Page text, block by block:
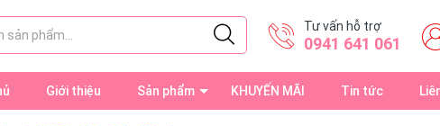
Tư vấn hỗ trợ
0941 641 061
Giới thiệu Sản phẩm KHUYẾN MÃI Tin tức